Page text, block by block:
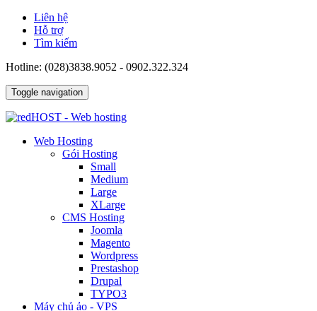
Liên hệ
Hỗ trợ
Tìm kiếm
Hotline: (028)3838.9052 - 0902.322.324
Toggle navigation
Web Hosting
Gói Hosting
Small
Medium
Large
XLarge
CMS Hosting
Joomla
Magento
Wordpress
Prestashop
Drupal
TYPO3
Máy chủ ảo - VPS